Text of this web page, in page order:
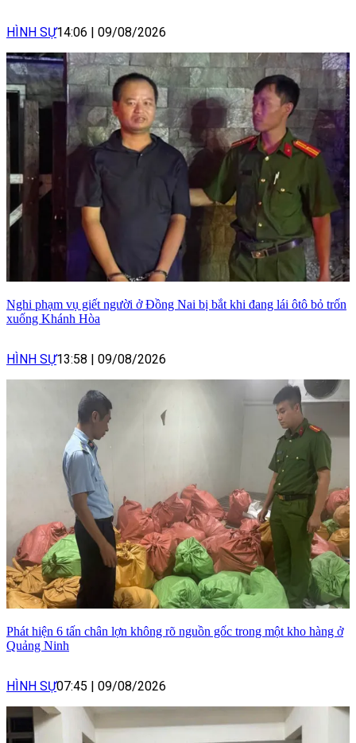
HÌNH SỰ14:06 09/08/2026
Nghi phạm vụ giết người ở Đồng Nai bị bắt khi đang lái ôtô bỏ trốn
xuống Khánh Hòa
HÌNH SỰ13:58 09/08/2026
Phát hiện 6 tấn chân lợn không rõ nguồn gốc trong một kho hàng ở
Quảng Ninh
HÌNH SỰ07:45 09/08/2026